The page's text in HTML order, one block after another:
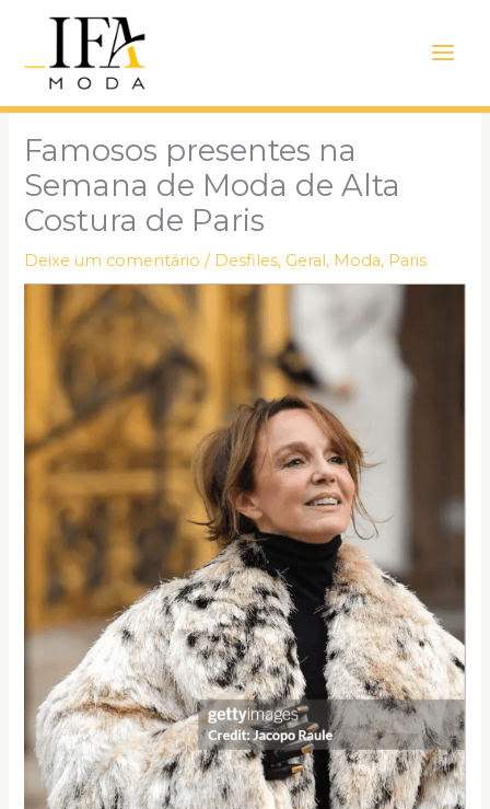
conteúdo
Menu
Famosos presentes na
Semana de Moda de Alta
Costura de Paris
Deixe um comentário / Desfiles, Geral, Moda, Paris